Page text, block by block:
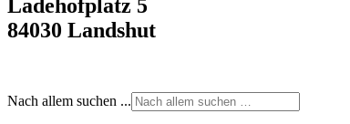
Ladehofplatz 5
84030 Landshut
Nach allem suchen ...